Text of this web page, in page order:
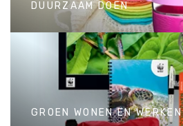
kopen.
DUURZAAM DOEN
DUURZAAM DOEN
Producten gemaakt van
gerecycled materiaal of als
duurzaam alternatief voor plastic.
GROEN WONEN EN WERKEN